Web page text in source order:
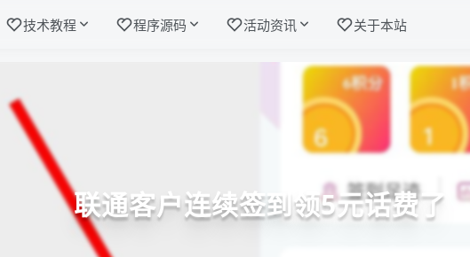
技术教程 程序源码 活动资讯 关于本站
联通客户连续签到领5元话费了